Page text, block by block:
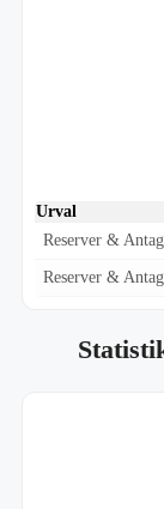
Urval
Reserver &
Reserver &